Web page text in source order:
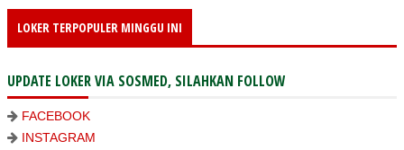
LOKER TERPOPULER MINGGU INI
UPDATE LOKER VIA SOSMED, SILAHKAN FOLLOW
FACEBOOK
INSTAGRAM